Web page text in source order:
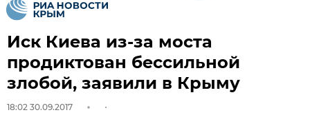
Иск Киева из-за моста
продиктован бессильной
злобой, заявили в Крыму
18:02 30.09.2017